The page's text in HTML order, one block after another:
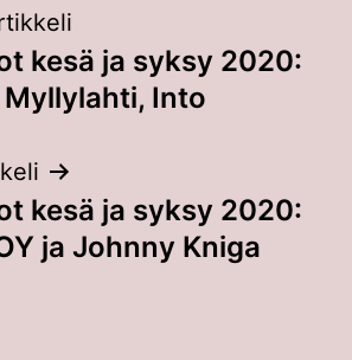
kesä ja syksy 2020:
Myllylahti, Into
kesä ja syksy 2020:
ja Johnny Kniga